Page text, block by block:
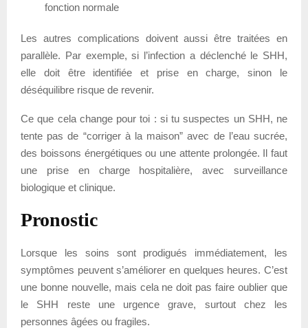
fonction normale
Les autres complications doivent aussi être traitées en
parallèle. Par exemple, si l’infection a déclenché le SHH,
elle doit être identifiée et prise en charge, sinon le
déséquilibre risque de revenir.
Ce que cela change pour toi : si tu suspectes un SHH, ne
tente pas de “corriger à la maison” avec de l’eau sucrée,
des boissons énergétiques ou une attente prolongée. Il faut
une prise en charge hospitalière, avec surveillance
biologique et clinique.
Pronostic
Lorsque les soins sont prodigués immédiatement, les
symptômes peuvent s’améliorer en quelques heures. C’est
une bonne nouvelle, mais cela ne doit pas faire oublier que
le SHH reste une urgence grave, surtout chez les
personnes âgées ou fragiles.